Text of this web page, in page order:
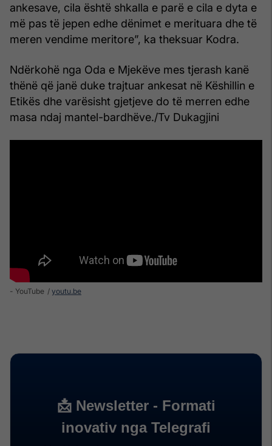
ankesave, cila është shkalla e parë e cila e dyta e
më pas të jepen edhe dënimet e merituara dhe të
meren vendime meritore”, ka theksuar Kodra.
Ndërkohë nga Oda e Mjekëve mes tjerash kanë
thënë që janë duke trajtuar ankesat në Këshillin e
Etikës dhe varësisht gjetjeve do të merren edhe
masa ndaj mantel-bardhëve./Tv Dukagjini
- YouTube youtu.be